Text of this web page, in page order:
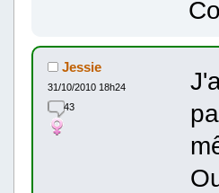
Jessie
31/10/2010 18h24
43